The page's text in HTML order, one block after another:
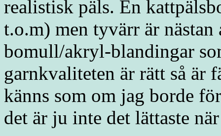
realistisk päls. En
t.o.m) men tyvärr är
bomull/akryl-blandingar
garnkvaliteten är rätt så
känns som om jag borde
det är ju inte det lättaste